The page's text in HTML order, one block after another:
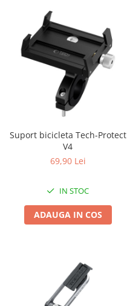
Suport bicicleta Tech-Protect
V4
69,90 Lei
IN STOC
ADAUGA IN COS